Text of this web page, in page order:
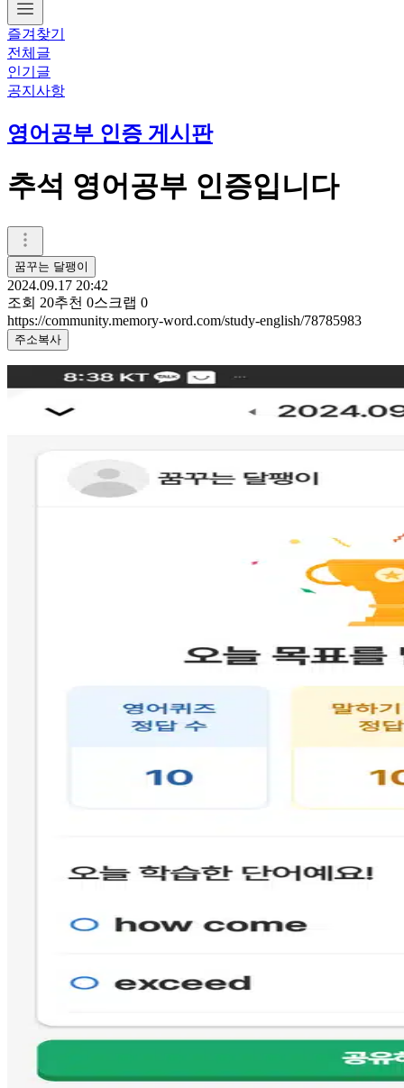
즐겨찾기
전체글
인기글
공지사항
영어공부 인증 게시판
추석 영어공부 인증입니다
꿈꾸는 달팽이
2024.09.17 20:42
조회 20추천 0스크랩 0
https://community.memory-word.com/study-english/78785983
주소복사